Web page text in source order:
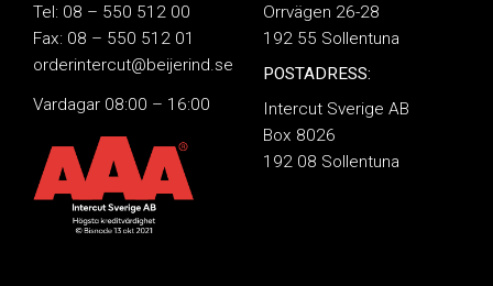
Tel: 08 – 550 512 00
Fax: 08 – 550 512 01
orderintercut@beijerind.se
Vardagar 08:00 – 16:00
Orrvägen 26-28
192 55 Sollentuna
POSTADRESS:
Intercut Sverige AB
Box 8026
192 08 Sollentuna